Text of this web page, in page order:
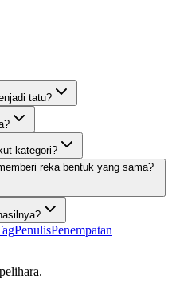
tatu?
kategori?
reka bentuk yang sama?
PenulisPenempatan